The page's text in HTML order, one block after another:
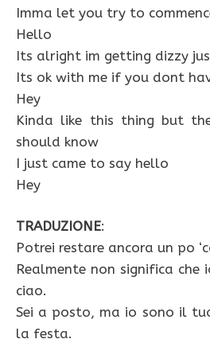
Imma let you try to
Hello
Its alright im getting dizzy
Its ok with me if you dont
Hey
Kinda like this thing but
should know
I just came to say hello
Hey
TRADUZIONE:
Potrei restare ancora un po
Realmente non significa
ciao.
Sei a posto, ma io sono il
la festa.